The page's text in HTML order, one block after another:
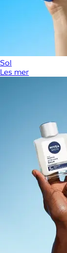
Sol
Les mer